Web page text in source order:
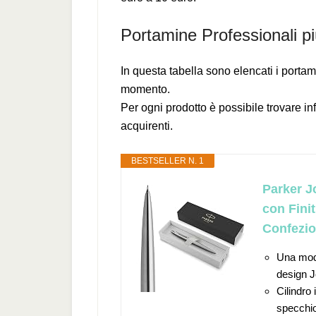
Portamine Professionali
In questa tabella sono elencati i
momento.
Per ogni prodotto è possibile trovare
acquirenti.
BESTSELLER N. 1
Parker
con
Una
design
Cilindro